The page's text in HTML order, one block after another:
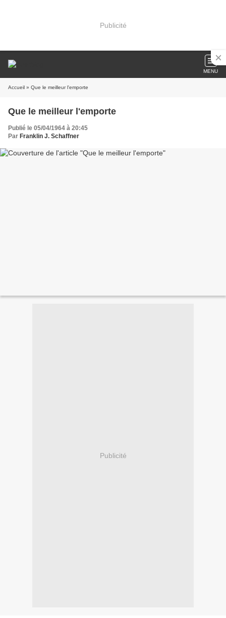
Publicité
MENU
Accueil » Que le meilleur l'emporte
Que le meilleur l'emporte
Publié le 05/04/1964 à 20:45
Par Franklin J. Schaffner
Publicité